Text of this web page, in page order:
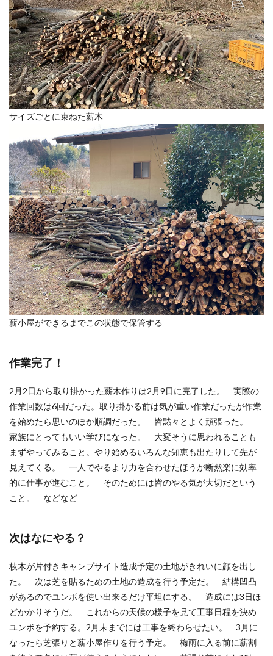
サイズごとに束ねた薪木
薪小屋ができるまでこの状態で保管する
作業完了！
2月2日から取り掛かった薪木作りは2月9日に完了した。 実際の
作業回数は6回だった。取り掛かる前は気が重い作業だったが作業
を始めたら思いのほか順調だった。 皆黙々とよく頑張った。
家族にとってもいい学びになった。 大変そうに思われることも
まずやってみること。やり始めるいろんな知恵も出たりして先が
見えてくる。 一人でやるより力を合わせたほうが断然楽に効率
的に仕事が進むこと。 そのためには皆のやる気が大切だという
こと。 などなど
次はなにやる？
枝木が片付きキャンプサイト造成予定の土地がきれいに顔を出し
た。 次は芝を貼るための土地の造成を行う予定だ。 結構凹凸
があるのでユンボを使い出来るだけ平坦にする。 造成には3日ほ
どかかりそうだ。 これからの天候の様子を見て工事日程を決め
ユンボを予約する。2月末までには工事を終わらせたい。 3月に
なったら芝張りと薪小屋作りを行う予定。 梅雨に入る前に薪割